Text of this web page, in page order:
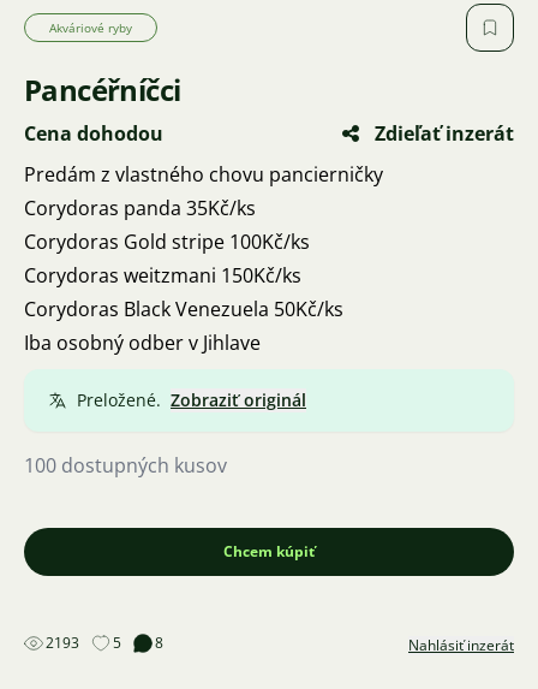
Akváriové ryby
Pancéřníčci
Cena dohodou
Zdieľať inzerát
Predám z vlastného chovu pancierničky
Corydoras panda 35Kč/ks
Corydoras Gold stripe 100Kč/ks
Corydoras weitzmani 150Kč/ks
Corydoras Black Venezuela 50Kč/ks
Iba osobný odber v Jihlave
Preložené. Zobraziť originál
100 dostupných kusov
Chcem kúpiť
2193 5 8 Nahlásiť inzerát